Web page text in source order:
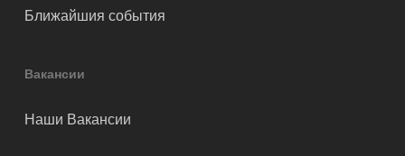
Ближайшия события
Вакансии
Наши Вакансии